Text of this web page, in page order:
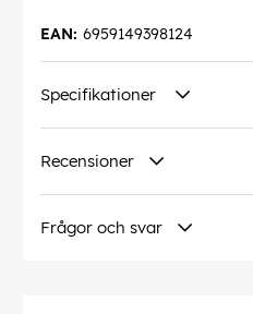
6959149398124
EAN:
Specifikationer
Recensioner
Frågor och svar